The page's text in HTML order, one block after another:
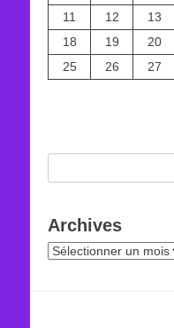
11
12 13
18
19 20
25
26 27
Archives
Archives